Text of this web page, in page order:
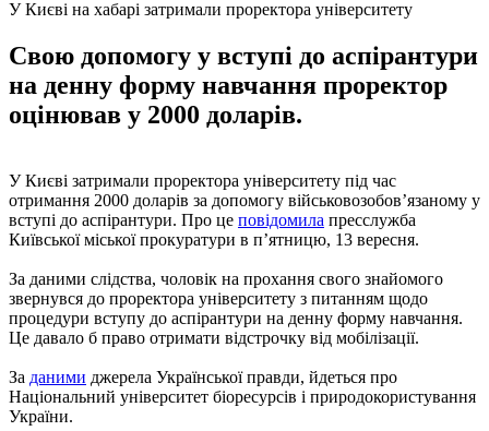
У Києві на хабарі затримали проректора університету
Свою допомогу у вступі до аспірантури
на денну форму навчання проректор
оцінював у 2000 доларів.
У Києві затримали проректора університету під час
отримання 2000 доларів за допомогу військовозобов’язаному у
вступі до аспірантури. Про це повідомила пресслужба
Київської міської прокуратури в п’ятницю, 13 вересня.
За даними слідства, чоловік на прохання свого знайомого
звернувся до проректора університету з питанням щодо
процедури вступу до аспірантури на денну форму навчання.
Це давало б право отримати відстрочку від мобілізації.
За даними джерела Української правди, йдеться про
Національний університет біоресурсів і природокористування
України.